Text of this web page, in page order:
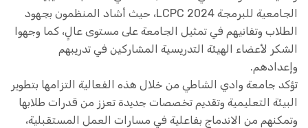
الجامعية للبرمجة LCPC 2024، حيث أشاد المنظمون بجهود
الطلاب وتفانيهم في تمثيل الجامعة على مستوى عالٍ، كما وجهوا
الشكر لأعضاء الهيئة التدريسية المشاركين في تدريبهم
وإعدادهم.
تؤكد جامعة وادي الشاطي من خلال هذه الفعالية التزامها بتطوير
البيئة التعليمية وتقديم تخصصات جديدة تعزز من قدرات طلابها
وتمكنهم من الاندماج بفاعلية في مسارات العمل المستقبلية،